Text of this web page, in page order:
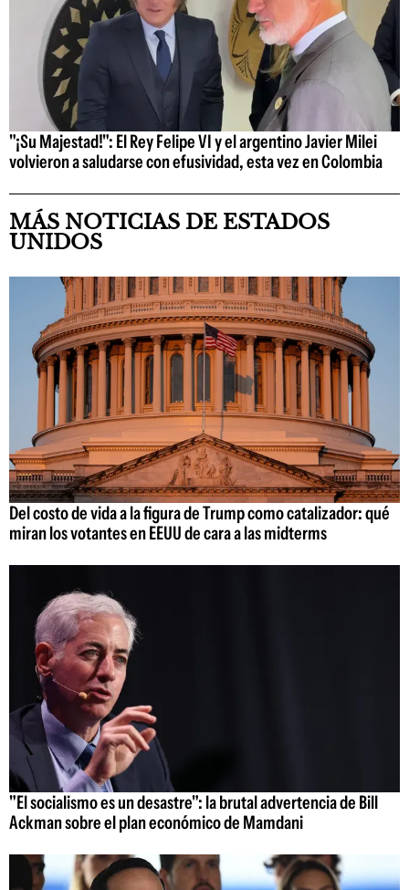
"¡Su Majestad!": El Rey Felipe VI y el argentino Javier Milei
volvieron a saludarse con efusividad, esta vez en Colombia
MÁS NOTICIAS DE ESTADOS
UNIDOS
Del costo de vida a la figura de Trump como catalizador: qué
miran los votantes en EEUU de cara a las midterms
"El socialismo es un desastre": la brutal advertencia de Bill
Ackman sobre el plan económico de Mamdani